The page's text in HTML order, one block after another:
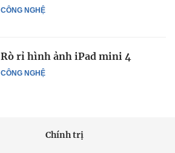
CÔNG NGHỆ
CÔNG NGHỆ
Rò rỉ hình ảnh iPad mini 4
Chính trị